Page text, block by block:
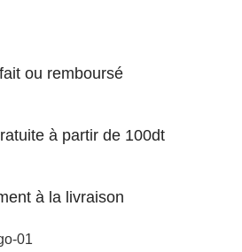
ou remboursé
à partir de 100dt
à la livraison